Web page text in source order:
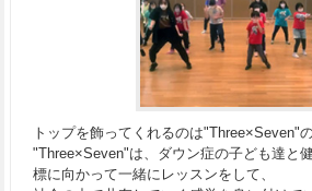
トップを飾ってくれるのは"Three×Seven"
"Three×Seven"は、ダウン症の子ども達と
標に向かって一緒にレッスンをして、